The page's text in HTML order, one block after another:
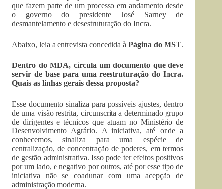
que fazem parte de um processo em andamento desde
o governo do presidente José Sarney de
desmantelamento e desestruturação do Incra.
Abaixo, leia a entrevista concedida à Página do MST.
Dentro do MDA, circula um documento que deve
servir de base para uma reestruturação do Incra.
Quais as linhas gerais dessa proposta?
Esse documento sinaliza para possíveis ajustes, dentro
de uma visão restrita, circunscrita a determinado grupo
de dirigentes e técnicos que atuam no Ministério de
Desenvolvimento Agrário. A iniciativa, até onde a
conhecemos, sinaliza para uma espécie de
centralização, de concentração de poderes, em termos
de gestão administrativa. Isso pode ter efeitos positivos
por um lado, e negativo por outros, até por esse tipo de
iniciativa não se coadunar com uma acepção de
administração moderna.